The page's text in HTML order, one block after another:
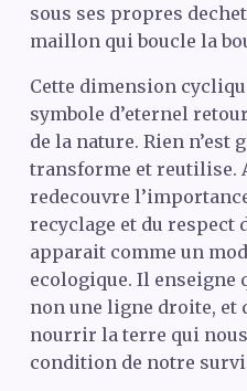
sous ses propres
maillon qui boucle la
Cette dimension
symbole d’eternel
de la nature. Rien n’est
transforme et reutilise.
redecouvre
recyclage et du respect
apparait comme un
ecologique. Il enseigne
non une ligne droite, et
nourrir la terre qui
condition de notre